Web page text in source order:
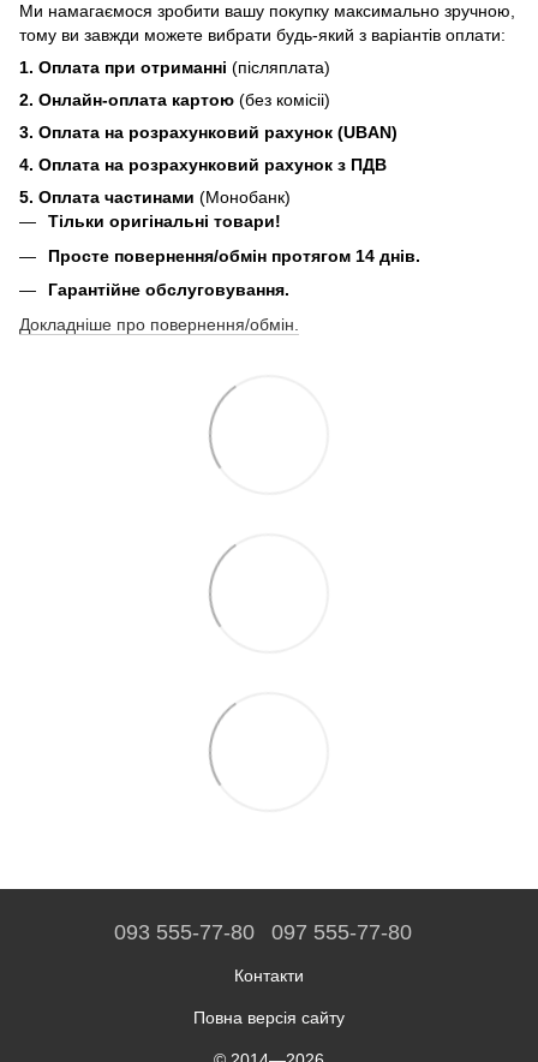
Ми намагаємося зробити вашу покупку максимально зручною,
тому ви завжди можете вибрати будь-який з варіантів оплати:
1. Оплата при отриманні (післяплата)
2. Онлайн-оплата картою (без комісіі)
3. Оплата на розрахунковий рахунок (UBAN)
4. Оплата на розрахунковий рахунок з ПДВ
5. Оплата частинами (Монобанк)
Тільки оригінальні товари!
Просте повернення/обмін протягом 14 днів.
Гарантійне обслуговування.
Докладніше про повернення/обмін.
093 555-77-80 097 555-77-80
Контакти
Повна версія сайту